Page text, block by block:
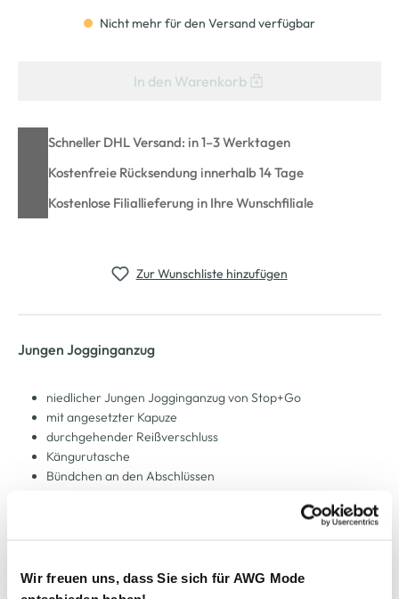
Wir freuen uns, dass Sie sich für AWG Mode
Nicht mehr für den Versand verfügbar
In den Warenkorb
Schneller DHL Versand: in 1–3 Werktagen
Kostenfreie Rücksendung innerhalb 14 Tage
Kostenlose Filiallieferung in Ihre Wunschfiliale
Zur Wunschliste hinzufügen
Jungen Jogginganzug
niedlicher Jungen Jogginganzug von Stop+Go
mit angesetzter Kapuze
durchgehender Reißverschluss
Kängurutasche
Bündchen an den Abschlüssen
Print auf der linken Seite
Innenseite weich angeraut